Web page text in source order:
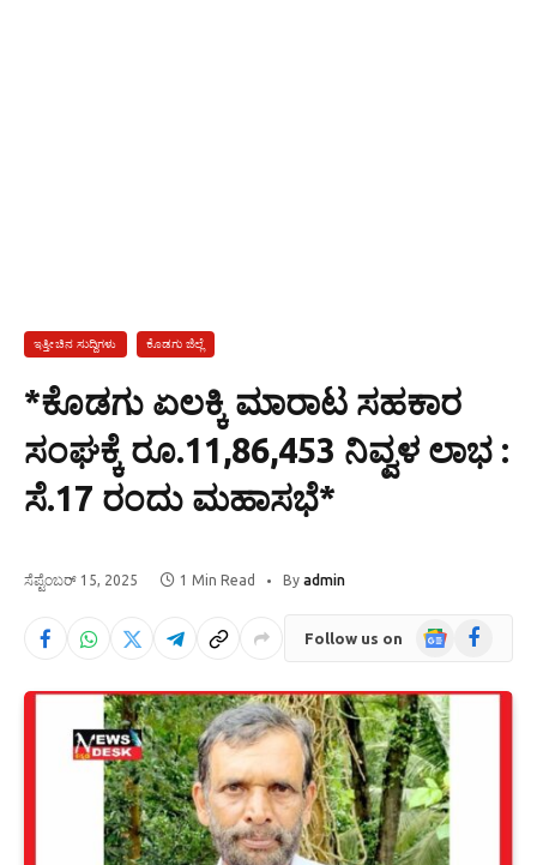
ಇತ್ತೀಚಿನ ಸುದ್ದಿಗಳು ಕೊಡಗು ಜಿಲ್ಲೆ
*ಕೊಡಗು ಏಲಕ್ಕಿ ಮಾರಾಟ ಸಹಕಾರ
ಸಂಘಕ್ಕೆ ರೂ.11,86,453 ನಿವ್ವಳ ಲಾಭ :
ಸೆ.17 ರಂದು ಮಹಾಸಭೆ*
ಸೆಪ್ಟೆಂಬರ್ 15, 2025 1 Min Read By admin
Follow us on
GoogleFacebook